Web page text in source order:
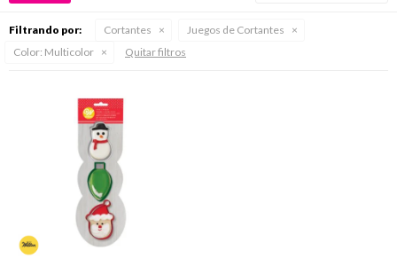
Filtrando por: Cortantes
Juegos de Cortantes
Color: Multicolor Quitar filtros